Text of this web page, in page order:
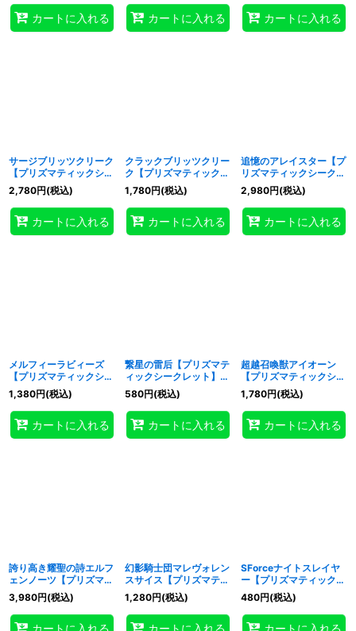
カートに入れる カートに入れる カートに入れる
サージブリッツクリーク
【プリズマティックシー
クレット】{CORI-
JP011}《モンスター》
2,780円(税込)
カートに入れる
クラックブリッツクリー
ク【プリズマティックシ
ークレット】{CORI-
JP012}《モンスター》
1,780円(税込)
カートに入れる
追憶のアレイスター【プ
リズマティックシークレ
ット】{CORI-JP015}
《モンスター》
2,980円(税込)
カートに入れる
メルフィーラビィーズ
【プリズマティックシー
クレット】{CORI-
JP021}《モンスター》
1,380円(税込)
カートに入れる
繋星の雷后【プリズマテ
ィックシークレット】
{CORI-JP023}《モンス
ター》
580円(税込)
カートに入れる
超越召喚獣アイオーン
【プリズマティックシー
クレット】{CORI-
JP033}《融合》
1,780円(税込)
カートに入れる
誇り高き耀聖の詩エルフ
ェンノーツ【プリズマテ
ィックシークレット】
{CORI-JP035}《シンク
ロ》
3,980円(税込)
カートに入れる
幻影騎士団マレヴォレン
スサイス【プリズマティ
ックシークレット】
{CORI-JP037}《エクシ
ーズ》
1,280円(税込)
カートに入れる
SForceナイトスレイヤ
ー【プリズマティックシ
ークレット】{CORI-
JP040}《リンク》
480円(税込)
カートに入れる